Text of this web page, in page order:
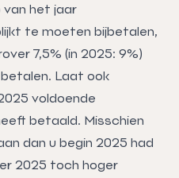
van het jaar
te moeten bijbetalen,
7,5% (in 2025: 9%)
Laat ook
voldoende
betaald. Misschien
dan u begin 2025 had
2025 toch hoger